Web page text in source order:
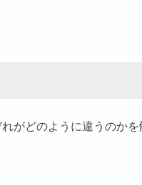
どのように違うのかを